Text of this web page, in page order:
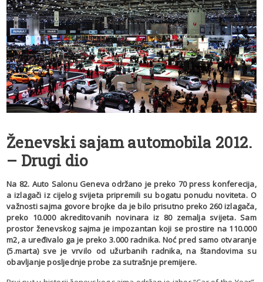
Ženevski sajam automobila 2012.
– Drugi dio
Na 82. Auto Salonu Geneva održano je preko 70 press konferecija,
a izlagači iz cijelog svijeta pripremili su bogatu ponudu noviteta. O
važnosti sajma govore brojke da je bilo prisutno preko 260 izlagača,
preko 10.000 akreditovanih novinara iz 80 zemalja svijeta. Sam
prostor ženevskog sajma je impozantan koji se prostire na 110.000
m2, a uređivalo ga je preko 3.000 radnika. Noć pred samo otvaranje
(5.marta) sve je vrvilo od užurbanih radnika, na štandovima su
obavljanje posljednje probe za sutrašnje premijere.